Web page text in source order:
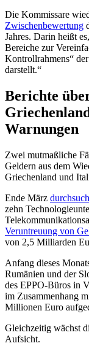
Die Kommissare
Zwischenbewertung
Jahres. Darin heißt
Bereiche zur
Kontrollrahmens“
darstellt.“
Berichte
Warnungen
Zwei mutmaßliche
Geldern aus dem
Griechenland und
Ende März
zehn
Veruntreuung von
von 2,5 Milliarden
Anfang dieses
Rumänien und der
des EPPO-Büros in
im Zusammenhang
Millionen Euro
Gleichzeitig wächst
Aufsicht.